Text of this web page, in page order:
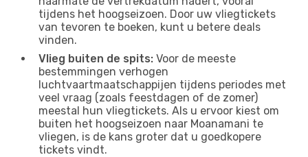
tijdens het hoogseizoen. Door uw vliegtickets
van tevoren te boeken, kunt u betere deals
vinden.
Vlieg buiten de spits: Voor de meeste
bestemmingen verhogen
luchtvaartmaatschappijen tijdens periodes met
veel vraag (zoals feestdagen of de zomer)
meestal hun vliegtickets. Als u ervoor kiest om
buiten het hoogseizoen naar Moanamani te
vliegen, is de kans groter dat u goedkopere
tickets vindt.